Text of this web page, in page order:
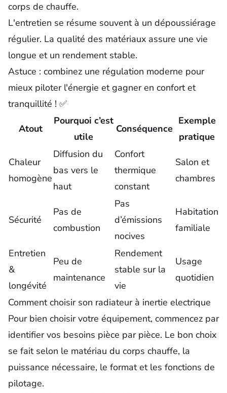
corps de chauffe.
L'entretien se résume souvent à un dépoussiérage
régulier. La qualité des matériaux assure une vie
longue et un rendement stable.
Astuce : combinez une régulation moderne pour
mieux piloter l'énergie et gagner en confort et
tranquillité ! ✅
Atout
Pourquoi c’est
utile
Conséquence
Exemple
pratique
Chaleur
homogène
Diffusion du
bas vers le
haut
Confort
thermique
constant
Salon et
chambres
Sécurité
Pas de
combustion
Pas
d’émissions
nocives
Habitation
familiale
Entretien
&
longévité
Peu de
maintenance
Rendement
stable sur la
vie
Usage
quotidien
Comment choisir son radiateur à inertie electrique
Pour bien choisir votre équipement, commencez par
identifier vos besoins pièce par pièce. Le bon choix
se fait selon le matériau du corps chauffe, la
puissance nécessaire, le format et les fonctions de
pilotage.